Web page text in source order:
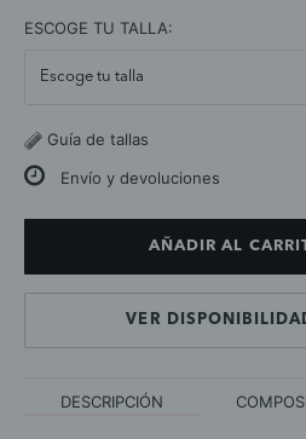
ESCOGE TU TALLA:
Guía de tallas
Envío y devoluciones
AÑADIR AL
VER
DESCRIPCIÓN